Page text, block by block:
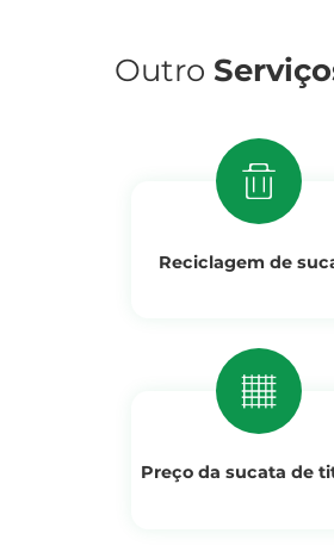
Outro
Reciclagem de
Preço da sucata de